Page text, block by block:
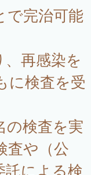
完治可能
再感染を
に検査を受
の検査を実
査や（公
託による検